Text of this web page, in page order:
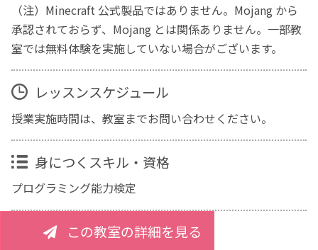
（注）Minecraft 公式製品ではありません。Mojang から
承認されておらず、Mojang とは関係ありません。一部教
室では無料体験を実施していない場合がございます。
レッスンスケジュール
授業実施時間は、教室までお問い合わせください。
身につくスキル・資格
プログラミング能力検定
この教室の詳細を見る